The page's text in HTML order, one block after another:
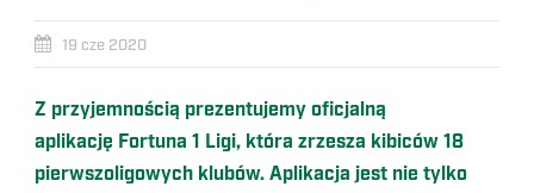
19 cze 2020
Z przyjemnością prezentujemy oficjalną
aplikację Fortuna 1 Ligi, która zrzesza kibiców 18
pierwszoligowych klubów. Aplikacja jest nie tylko